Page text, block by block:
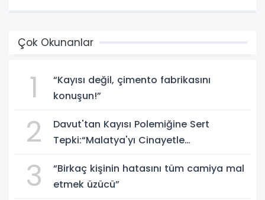
Çok Okunanlar
1
“Kayısı değil, çimento fabrikasını
konuşun!”
2
Davut'tan Kayısı Polemiğine Sert
Tepki:“Malatya'yı Cinayetle
3
“Birkaç kişinin hatasını tüm camiya mal
etmek üzücü”